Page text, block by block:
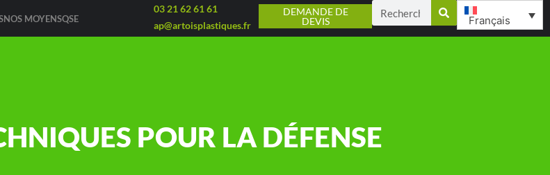
NOS MOYENSQSE
03 21 62 61 61
ap@artoisplastiques.fr
DEMANDE DE
DEVIS
Français
POUR LA DÉFENSE